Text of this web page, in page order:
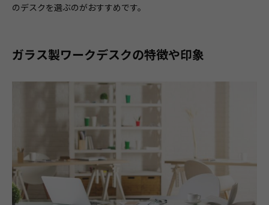
のデスクを選ぶのがおすすめです。
ガラス製ワークデスクの特徴や印象